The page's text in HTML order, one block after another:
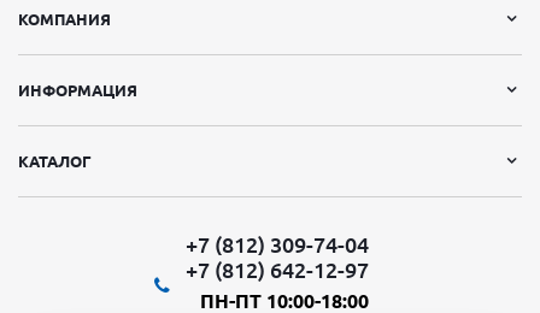
КОМПАНИЯ
ИНФОРМАЦИЯ
КАТАЛОГ
+7 (812) 309-74-04
+7 (812) 642-12-97
ПН-ПТ 10:00-18:00